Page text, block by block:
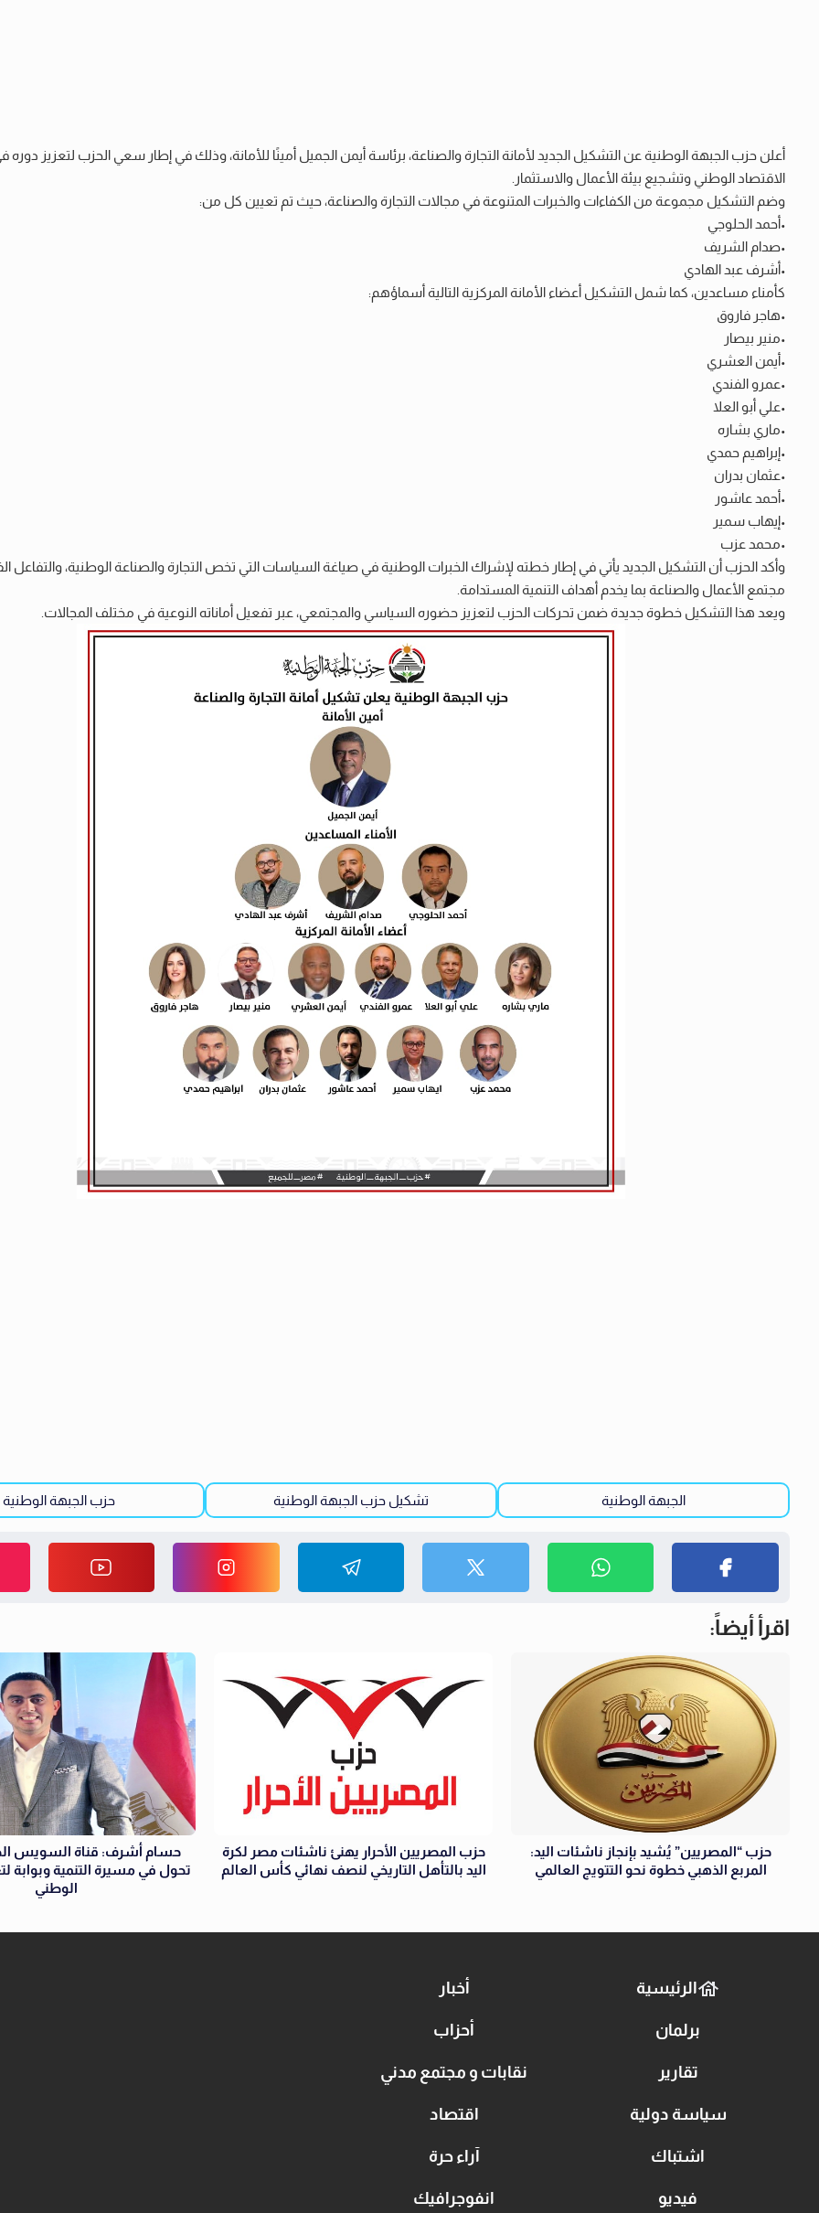
أعلن حزب الجبهة الوطنية عن التشكيل الجديد لأمانة التجارة والصناعة، برئاسة أيمن الجميل أمينًا للأمانة، وذلك في إطار سعي الحزب لتعزيز دوره
الاقتصاد الوطني وتشجيع بيئة الأعمال والاستثمار.
وضم التشكيل مجموعة من الكفاءات والخبرات المتنوعة في مجالات التجارة والصناعة، حيث تم تعيين كل من:
•أحمد الحلوجي
•صدام الشريف
•أشرف عبد الهادي
كأمناء مساعدين، كما شمل التشكيل أعضاء الأمانة المركزية التالية أسماؤهم:
•هاجر فاروق
•منير بيصار
•أيمن العشري
•عمرو الفندي
•علي أبو العلا
•ماري بشاره
•إبراهيم حمدي
•عثمان بدران
•أحمد عاشور
•إيهاب سمير
•محمد عزب
وأكد الحزب أن التشكيل الجديد يأتي في إطار خطته لإشراك الخبرات الوطنية في صياغة السياسات التي تخص التجارة والصناعة الوطنية، والتفاعل
مجتمع الأعمال والصناعة بما يخدم أهداف التنمية المستدامة.
ويعد هذا التشكيل خطوة جديدة ضمن تحركات الحزب لتعزيز حضوره السياسي والمجتمعي، عبر تفعيل أماناته النوعية في مختلف المجالات.
الجبهة الوطنية تشكيل حزب الجبهة الوطنية حزب الجبهة الوطنية
اقرأ أيضاً:
حزب “المصريين” يُشيد بإنجاز ناشئات اليد:
المربع الذهبي خطوة نحو التتويج العالمي
حزب المصريين الأحرار يهنئ ناشئات مصر لكرة
اليد بالتأهل التاريخي لنصف نهائي كأس العالم
حسام أشرف: قناة السويس
تحول في مسيرة التنمية وبوابة
الوطني
الرئيسية أخبار
برلمان أحزاب
تقارير نقابات و مجتمع مدني
سياسة دولية اقتصاد
اشتباك آراء حرة
فيديو انفوجرافيك